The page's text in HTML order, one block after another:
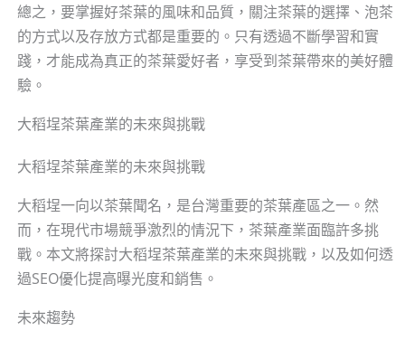
總之，要掌握好茶葉的風味和品質，關注茶葉的選擇、泡茶
的方式以及存放方式都是重要的。只有透過不斷學習和實
踐，才能成為真正的茶葉愛好者，享受到茶葉帶來的美好體
驗。
大稻埕茶葉產業的未來與挑戰
大稻埕茶葉產業的未來與挑戰
大稻埕一向以茶葉聞名，是台灣重要的茶葉產區之一。然
而，在現代市場競爭激烈的情況下，茶葉產業面臨許多挑
戰。本文將探討大稻埕茶葉產業的未來與挑戰，以及如何透
過SEO優化提高曝光度和銷售。
未來趨勢